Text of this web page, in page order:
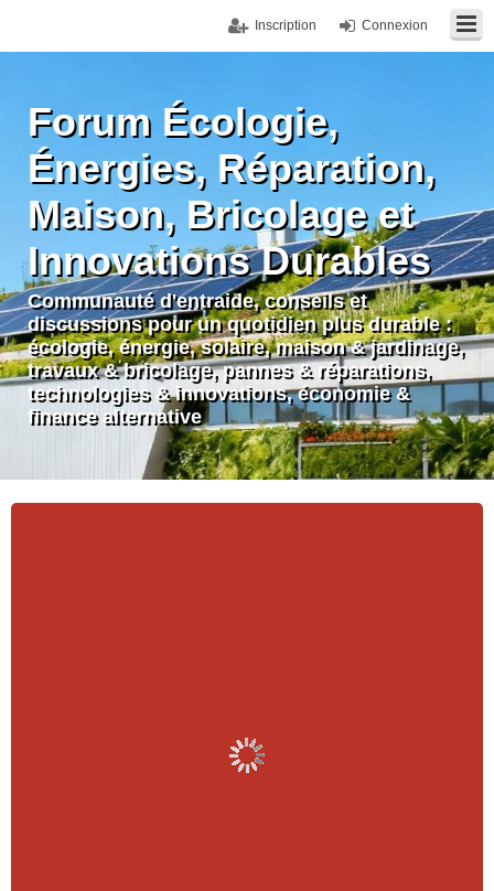
Connexion
Inscription
Forum Écologie,
Énergies, Réparation,
Maison, Bricolage et
Innovations Durables
Communauté d'entraide, conseils et
discussions pour un quotidien plus durable :
écologie, énergie, solaire, maison & jardinage,
travaux & bricolage, pannes & réparations,
technologies & innovations, économie &
finance alternative